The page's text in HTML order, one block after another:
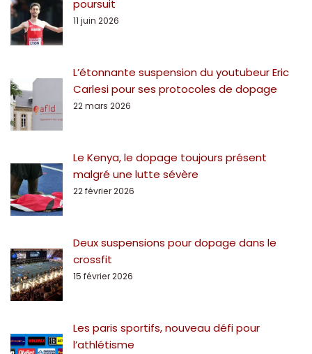
poursuit
11 juin 2026
L’étonnante suspension du youtubeur Eric
Carlesi pour ses protocoles de dopage
22 mars 2026
Le Kenya, le dopage toujours présent
malgré une lutte sévère
22 février 2026
Deux suspensions pour dopage dans le
crossfit
15 février 2026
Les paris sportifs, nouveau défi pour
l’athlétisme